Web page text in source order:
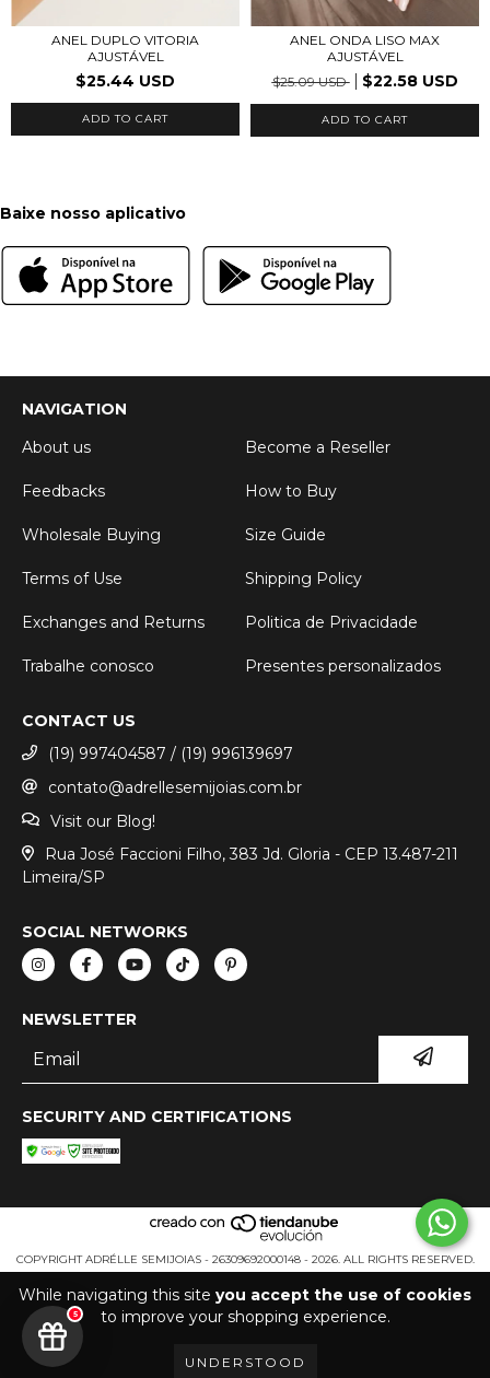
While navigating this site you accept the use of cookies
to improve your shopping experience.
UNDERSTOOD
ANEL DUPLO VITORIA
AJUSTÁVEL
$25.44 USD
ANEL ONDA LISO MAX
AJUSTÁVEL
$25.09 USD
$22.58 USD
ADD TO CART
Baixe nosso aplicativo
NAVIGATION
About us
Become a Reseller
Feedbacks How to Buy
Wholesale Buying Size Guide
Terms of Use Shipping Policy
Exchanges and Returns Politica de Privacidade
Trabalhe conosco Presentes personalizados
CONTACT US
(19) 997404587 / (19) 996139697
contato@adrellesemijoias.com.br
Visit our Blog!
Rua José Faccioni Filho, 383 Jd. Gloria - CEP 13.487-211
Limeira/SP
SOCIAL NETWORKS
NEWSLETTER
SECURITY AND CERTIFICATIONS
COPYRIGHT ADRÉLLE SEMIJOIAS - 26309692000148 - 2026. ALL RIGHTS RESERVED.
5